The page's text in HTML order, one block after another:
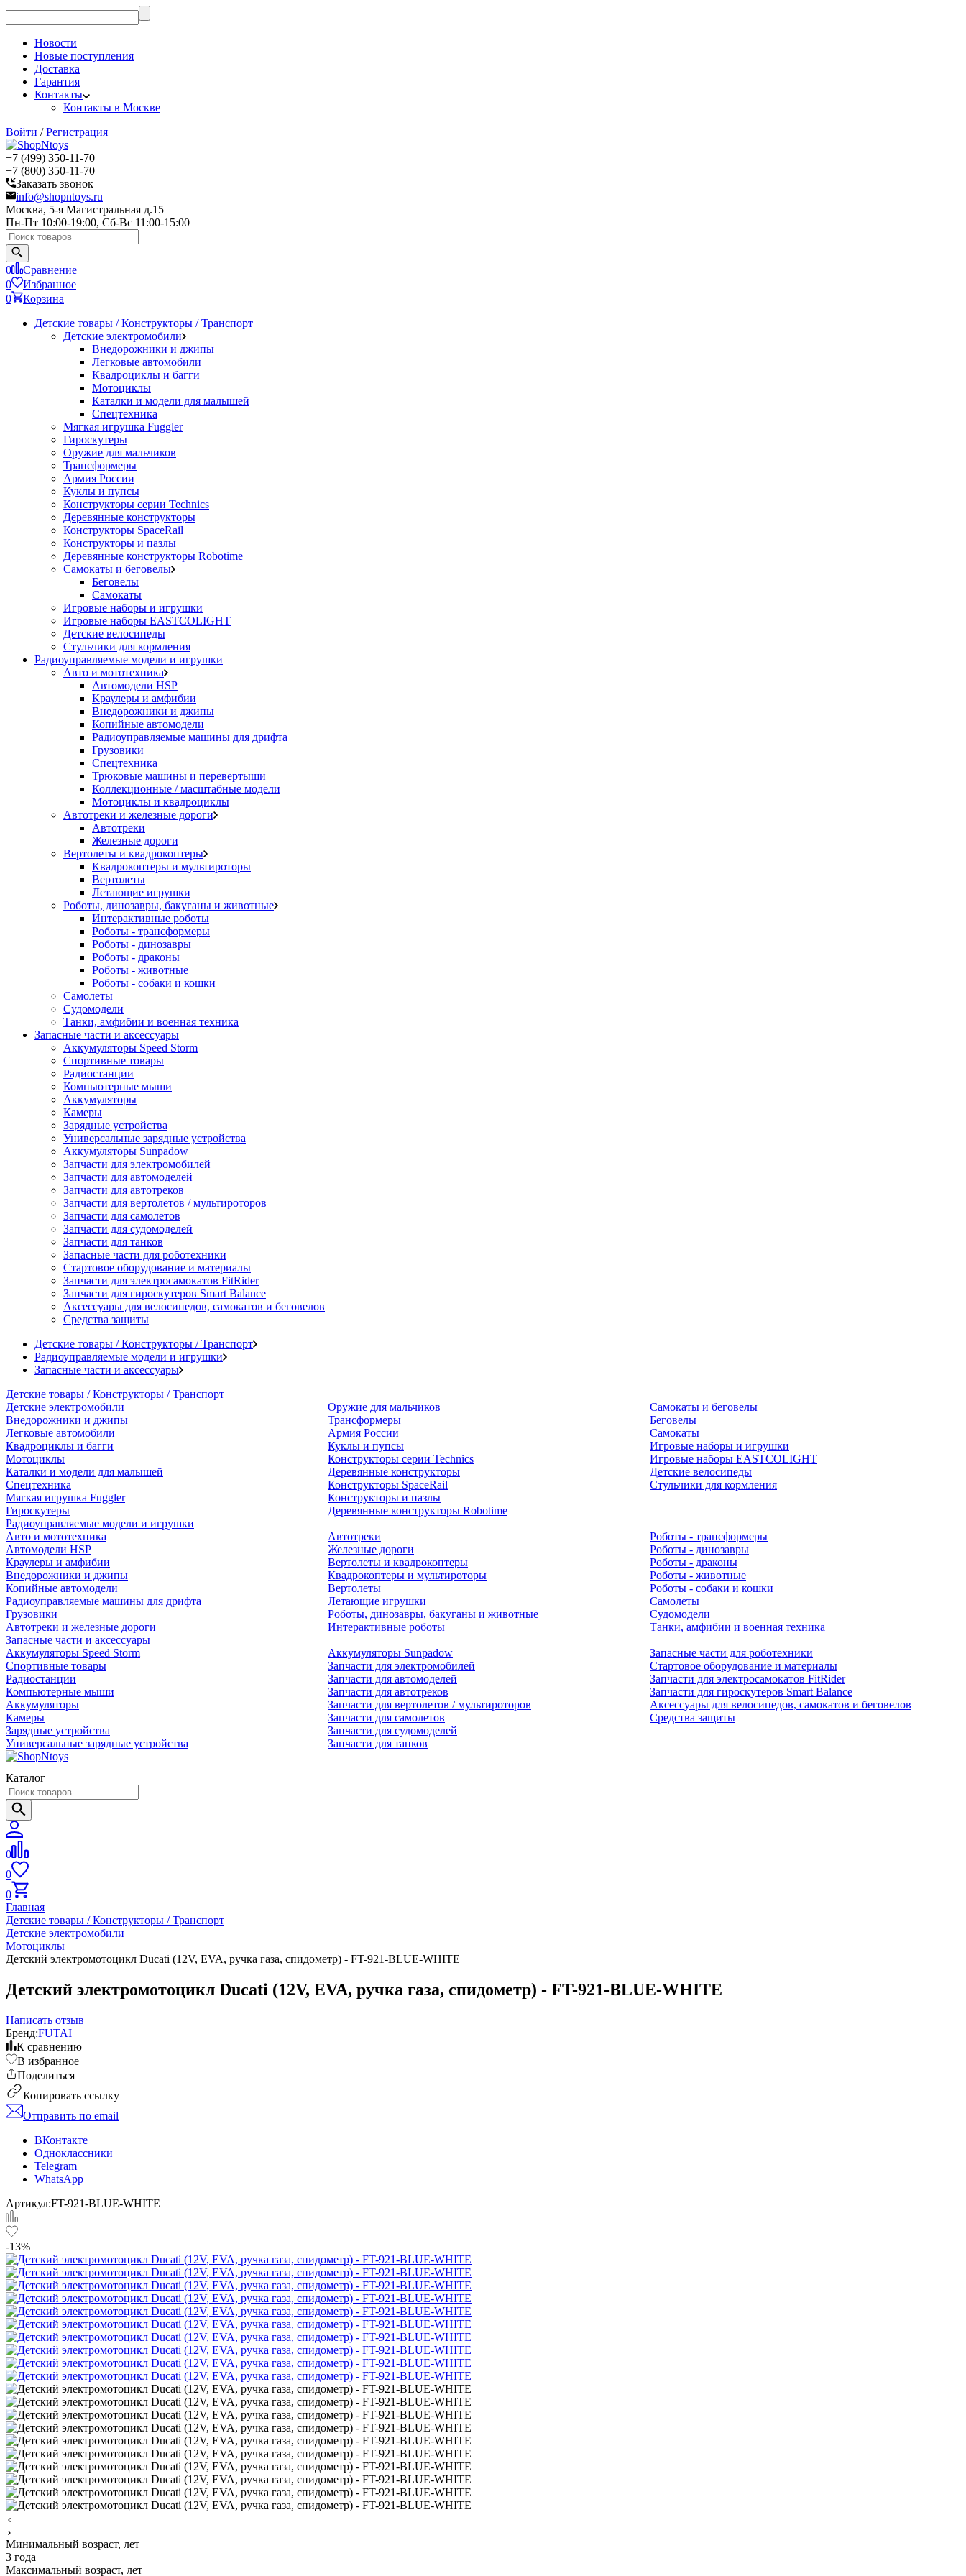
Новости
Новые поступления
Доставка
Гарантия
Контакты
Контакты в Москве
Войти /Регистрация
+7 (499) 350-11-70
+7 (800) 350-11-70
Заказать звонок
info@shopntoys.ru
Москва, 5-я Магистральная д.15
Пн-Пт 10:00-19:00, Сб-Вс 11:00-15:00
0
Сравнение
0
Избранное
0
Корзина
Детские товары / Конструкторы / Транспорт
Детские электромобили
Внедорожники и джипы
Легковые автомобили
Квадроциклы и багги
Мотоциклы
Каталки и модели для малышей
Спецтехника
Мягкая игрушка Fuggler
Гироскутеры
Оружие для мальчиков
Трансформеры
Армия России
Куклы и пупсы
Конструкторы серии Technics
Деревянные конструкторы
Конструкторы SpaceRail
Конструкторы и пазлы
Деревянные конструкторы Robotime
Самокаты и беговелы
Беговелы
Самокаты
Игровые наборы и игрушки
Игровые наборы EASTCOLIGHT
Детские велосипеды
Стульчики для кормления
Радиоуправляемые модели и игрушки
Авто и мототехника
Автомодели HSP
Краулеры и амфибии
Внедорожники и джипы
Копийные автомодели
Радиоуправляемые машины для дрифта
Грузовики
Спецтехника
Трюковые машины и перевертыши
Коллекционные / масштабные модели
Мотоциклы и квадроциклы
Автотреки и железные дороги
Автотреки
Железные дороги
Вертолеты и квадрокоптеры
Квадрокоптеры и мультироторы
Вертолеты
Летающие игрушки
Роботы, динозавры, бакуганы и животные
Интерактивные роботы
Роботы - трансформеры
Роботы - динозавры
Роботы - драконы
Роботы - животные
Роботы - собаки и кошки
Самолеты
Судомодели
Танки, амфибии и военная техника
Запасные части и аксессуары
Аккумуляторы Speed Storm
Спортивные товары
Радиостанции
Компьютерные мыши
Аккумуляторы
Камеры
Зарядные устройства
Универсальные зарядные устройства
Аккумуляторы Sunpadow
Запчасти для электромобилей
Запчасти для автомоделей
Запчасти для автотреков
Запчасти для вертолетов / мультироторов
Запчасти для самолетов
Запчасти для судомоделей
Запчасти для танков
Запасные части для роботехники
Стартовое оборудование и материалы
Запчасти для электросамокатов FitRider
Запчасти для гироскутеров Smart Balance
Аксессуары для велосипедов, самокатов и беговелов
Средства защиты
Детские товары / Конструкторы / Транспорт
Радиоуправляемые модели и игрушки
Запасные части и аксессуары
Детские товары / Конструкторы / Транспорт
Детские электромобили
Внедорожники и джипы
Легковые автомобили
Квадроциклы и багги
Мотоциклы
Каталки и модели для малышей
Спецтехника
Мягкая игрушка Fuggler
Гироскутеры
Оружие для мальчиков
Трансформеры
Армия России
Куклы и пупсы
Конструкторы серии Technics
Деревянные конструкторы
Конструкторы SpaceRail
Конструкторы и пазлы
Деревянные конструкторы Robotime
Самокаты и беговелы
Беговелы
Самокаты
Игровые наборы и игрушки
Игровые наборы EASTCOLIGHT
Детские велосипеды
Стульчики для кормления
Радиоуправляемые модели и игрушки
Авто и мототехника
Автомодели HSP
Краулеры и амфибии
Внедорожники и джипы
Копийные автомодели
Радиоуправляемые машины для дрифта
Грузовики
Автотреки и железные дороги
Автотреки
Железные дороги
Вертолеты и квадрокоптеры
Квадрокоптеры и мультироторы
Вертолеты
Летающие игрушки
Роботы, динозавры, бакуганы и животные
Интерактивные роботы
Роботы - трансформеры
Роботы - динозавры
Роботы - драконы
Роботы - животные
Роботы - собаки и кошки
Самолеты
Судомодели
Танки, амфибии и военная техника
Запасные части и аксессуары
Аккумуляторы Speed Storm
Спортивные товары
Радиостанции
Компьютерные мыши
Аккумуляторы
Камеры
Зарядные устройства
Универсальные зарядные устройства
Аккумуляторы Sunpadow
Запчасти для электромобилей
Запчасти для автомоделей
Запчасти для автотреков
Запчасти для вертолетов / мультироторов
Запчасти для самолетов
Запчасти для судомоделей
Запчасти для танков
Запасные части для роботехники
Стартовое оборудование и материалы
Запчасти для электросамокатов FitRider
Запчасти для гироскутеров Smart Balance
Аксессуары для велосипедов, самокатов и беговелов
Средства защиты
Каталог
0
0
0
Главная
Детские товары / Конструкторы / Транспорт
Детские электромобили
Мотоциклы
Детский электромотоцикл Ducati (12V, EVA, ручка газа, спидометр) - FT-921-BLUE-WHITE
Детский электромотоцикл Ducati (12V, EVA, ручка газа, спидометр) - FT-921-BLUE-WHITE
Написать отзыв
Бренд:FUTAI
К сравнению
В избранное
Поделиться
Копировать ссылку
Отправить по email
ВКонтакте
Одноклассники
Telegram
WhatsApp
Артикул:FT-921-BLUE-WHITE
-13%
Минимальный возраст, лет
3 года
Максимальный возраст, лет